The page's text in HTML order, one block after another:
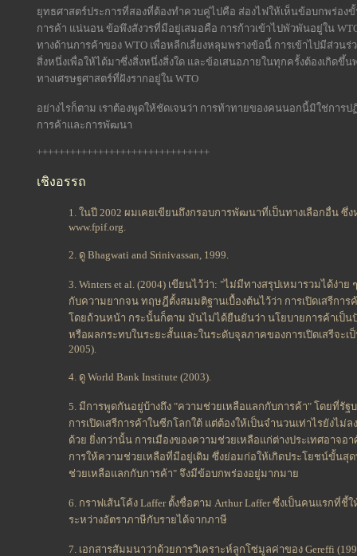
ยุทธศาสตร์ประการที่สองที่ต้องทำควบคู่ไปคือ ส่องไฟให้เห็นข้อบกพร่อง
การค้า แน่นอน ข้อพึงสังวรที่มีอยู่เสมอคือ การก้าวเข้าไปพัวพันอยู่ใน
ทางด้านการค้าของ WTO เพื่อหลีกเลี่ยงหลุมพรางข้อนี้ การเข้าไปมีส่วน
สิ่งหนึ่งเพื่อให้ได้มาซึ่งสิ่งหนึ่งสิ่งใด และข้อเสนอภายในทุกครั้งต้องเกิด
ทางเศรษฐศาสตร์ที่ฝังรากอยู่ใน WTO
อย่างไรก็ตาม เราต้องพูดให้ชัดเจนว่า การท้าทายของคนนอกนี้มิใช่การ
การค้าและการพัฒนา
+++++++++++++++++++++++++++++++
เชิงอรรถ
1. ในปี 2002 ผมเคยเขียนถึงกรอบการพัฒนาที่เป็นทางเลือกอื่น ซึ่ง
www.fpif.org.
2. ดู Bhagwati and Srinivassan, 1999.
3. Winters et al. (2004) เขียนไว้ว่า: "ไม่มีทางสรุปเหมารวมได้ง่า
กับความยากจน ทฤษฎีตั้งสมมติฐานเบื้องต้นไว้ว่า การเปิดเสรีกา
โดยถ้วนหน้า กระนั้นก็ตาม มันไม่ได้ยืนยันว่า นโยบายการค้าเ
หรือผลกระทบในระยะสั้นและในระดับจุลภาคของการเปิดเสรีจะ
2005).
4. ดู World Bank Institute (2003).
5. มีการพูดกันอยู่บ้างถึง "ความช่วยเหลือแลกกับการค้า" โดยที่รั
การเปิดเสรีการค้าในซีกโลกใต้ แต่ต้องให้เป็นจำนวนเท่าไรยังไม่
ด้วย ยิ่งกว่านั้น การเมืองของความช่วยเหลือแก่ต่างประเทศอาจ
การให้ความช่วยเหลือที่มีอยู่เดิม ซึ่งย่อมก่อให้เกิดประโยชน์ขั้นสุ
ช่วยเหลือแลกกับการค้า" จึงมีข้อบกพร่องอยู่มากมาย
6. กราฟเส้นโค้ง Laffer ตั้งชื่อตาม Arthur Laffer ซึ่งเป็นคนแรก
ระหว่างอัตราภาษีกับรายได้จากภาษี
7. เอกสารสัมมนาว่าด้วยการวิเคราะห์ลูกโซ่มูลค่าของ Gereffi